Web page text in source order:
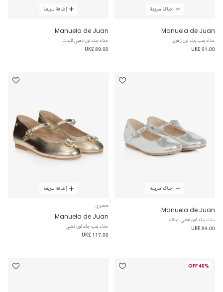
إضافة سريعة
Manuela de Juan
حذاء بمب جلد لون زهري
UK£ 91.00
إضافة سريعة
Manuela de Juan
حذاء جلد لون ذهبي للبنات
UK£ 89.00
إضافة سريعة
Manuela de Juan
حذاء جلد لون فضي للبنات
UK£ 89.00
إضافة سريعة
حصري
Manuela de Juan
حذاء بمب جلد لون ذهبي
UK£ 117.00
40% OFF